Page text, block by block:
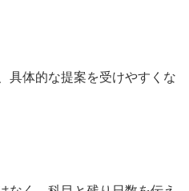
具体的な提案を受けやすくな